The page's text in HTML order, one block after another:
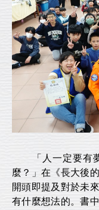
「人一定要有夢
麼？」在《長大後
開頭即提及對於未
有什麼想法的。書